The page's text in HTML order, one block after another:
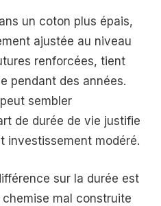
un coton plus épais,
ajustée au niveau
renforcées, tient
pendant des années.
sembler
de durée de vie justifie
investissement modéré.
sur la durée est
mal construite